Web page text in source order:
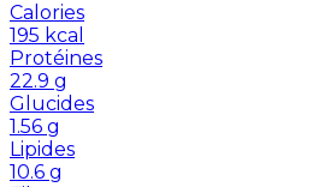
Calories
195 kcal
Protéines
22.9 g
Glucides
1.56 g
Lipides
10.6 g